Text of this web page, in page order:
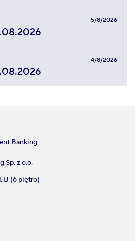
5/8/2026
4/8/2026
Banking
Sp. z o.o.
B (6 piętro)